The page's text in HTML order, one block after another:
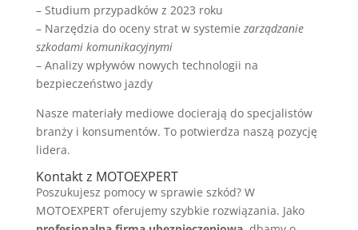
– Studium przypadków z 2023 roku
– Narzędzia do oceny strat w systemie zarządzanie
szkodami komunikacyjnymi
– Analizy wpływów nowych technologii na
bezpieczeństwo jazdy
Nasze materiały mediowe docierają do specjalistów
branży i konsumentów. To potwierdza naszą pozycję
lidera.
Kontakt z MOTOEXPERT
Poszukujesz pomocy w sprawie szkód? W
MOTOEXPERT oferujemy szybkie rozwiązania. Jako